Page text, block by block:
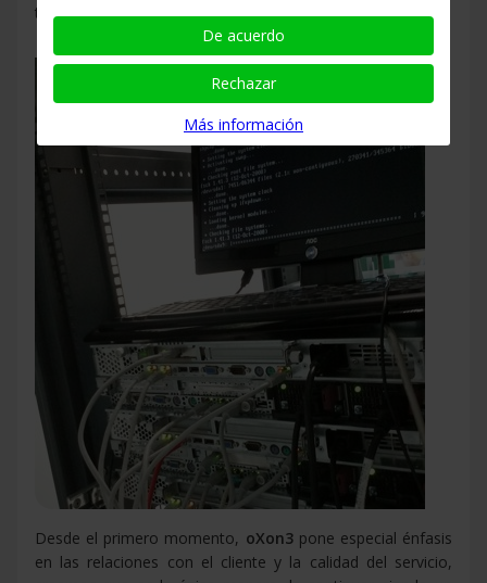
tecnológicos al mejor precio posible en cada caso.
Desde el primero momento, oXon3pone especial énfasis
en las relaciones con el cliente y la calidad del servicio,
De acuerdo
Rechazar
Más información